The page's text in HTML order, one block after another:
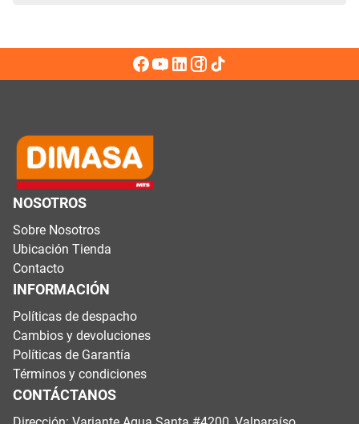
NOSOTROS
Sobre Nosotros
Ubicación Tienda
Contacto
INFORMACIÓN
Políticas de despacho
Cambios y devoluciones
Políticas de Garantía
Términos y condiciones
CONTÁCTANOS